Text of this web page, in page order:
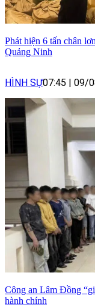
Phát hiện 6 tấn chân
Quảng Ninh
HÌNH SỰ07:45 09/
Công an Lâm Đồng
hành chính